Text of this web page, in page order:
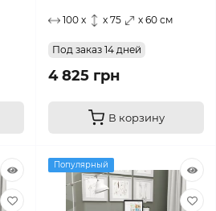
100 x x 75 x 60 см
Под заказ 14 дней
4 825 грн
В корзину
Популярный